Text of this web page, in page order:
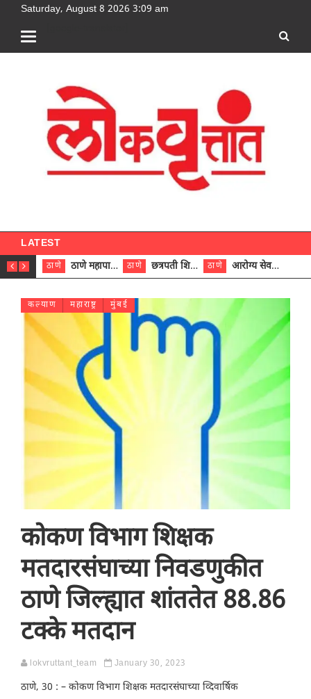
Saturday, August 8 2026 3:09 am
LATEST
ठाणे ठाणे महापालिकेच्या नऊ प्रभाग समित्यांवर अध्यक्ष विराजमान ठाणे छत्रपती शिवाजी महाराज रुग्णालयात दुर्मिळ ट्युमरची यशस्वी शस्त्रक्रिया ठाणे आरोग्य सेवक (पुरुष) पदावरून ११ कर्मचाऱ्यांना आरोग्य सहाय्यक (पुरुष) पदावर पदोन्नती; मुख्य कार्यकारी अधिकारी रणजित यादव यांच्या हस्ते आदेश वितरण
कल्याण महाराष्ट्र मुंबई
कोकण विभाग शिक्षक
मतदारसंघाच्या निवडणुकीत
ठाणे जिल्ह्यात शांततेत 88.86
टक्के मतदान
lokvruttant_team January 30, 2023
ठाणे, 30 : – कोकण विभाग शिक्षक मतदारसंघाच्या व्दिवार्षिक